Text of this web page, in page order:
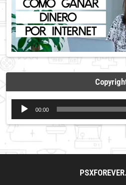
Reproductor
de
audio
00:00